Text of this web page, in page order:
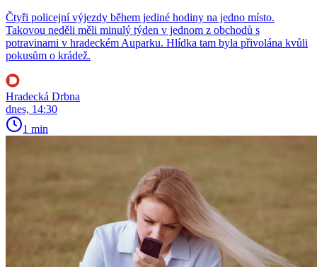
Čtyři policejní výjezdy během jediné hodiny na jedno místo.
Takovou neděli měli minulý týden v jednom z obchodů s
potravinami v hradeckém Auparku. Hlídka tam byla přivolána kvůli
pokusům o krádež.
Hradecká Drbna
dnes, 14:30
1 min